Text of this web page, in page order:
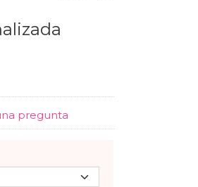
pregunta